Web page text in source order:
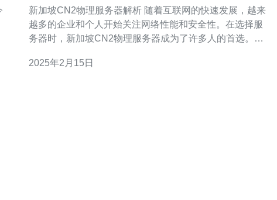
新加坡CN2物理服务器解析 随着互联网的快速发展，越来
越多的企业和个人开始关注网络性能和安全性。在选择服
务器时，新加坡CN2物理服务器成为了许多人的首选。本
务器是指基于中国电信的CN2 GIA线路的物理服务器。
2025年2月15日